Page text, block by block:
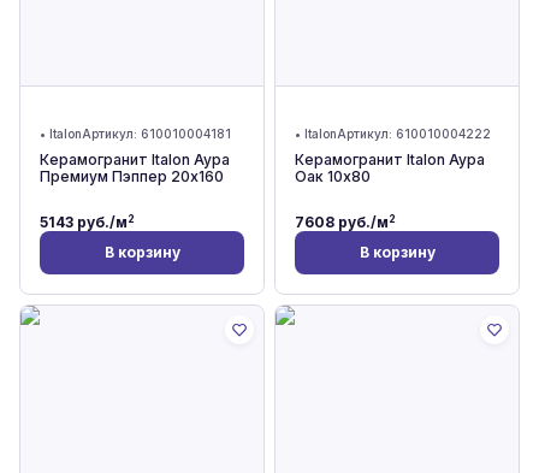
• ItalonАртикул: 610010004181
Керамогранит Italon Аура
Премиум Пэппер 20x160
5143 руб./м2
В корзину
• ItalonАртикул: 610010004222
Керамогранит Italon Аура
Оак 10x80
7608 руб./м2
В корзину